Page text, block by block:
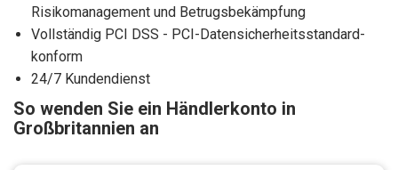
Risikomanagement und Betrugsbekämpfung
Vollständig PCI DSS - PCI-Datensicherheitsstandard-
konform
24/7 Kundendienst
So wenden Sie ein Händlerkonto in
Großbritannien an